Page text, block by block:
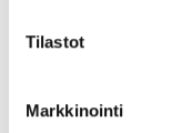
Tilastot
Markkinointi